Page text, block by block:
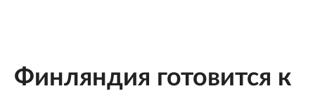
Финляндия готовится к